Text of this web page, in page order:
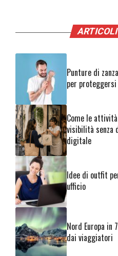
Punture di
per
Come le
visibilità senza
digitale
Idee di outfit
ufficio
Nord Europa
dai viaggiatori